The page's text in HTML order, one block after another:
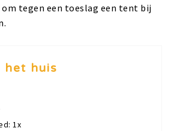
tegen een toeslag een tent bij
het huis
1x